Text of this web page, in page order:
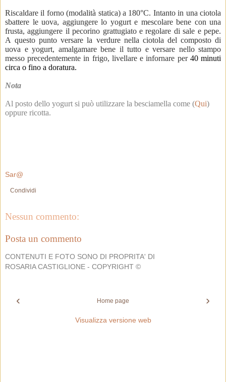
Riscaldare il forno (modalità statica) a 180°C. Intanto in una ciotola
sbattere le uova, aggiungere lo yogurt e mescolare bene con una
frusta, aggiungere il pecorino grattugiato e regolare di sale e pepe.
A questo punto versare la verdure nella ciotola del composto di
uova e yogurt, amalgamare bene il tutto e versare nello stampo
messo precedentemente in frigo, livellare e infornare per 40 minuti
circa o fino a doratura.
Nota
Al posto dello yogurt si può utilizzare la besciamella come (Qui)
oppure ricotta.
Sar@
Condividi
Nessun commento:
Posta un commento
CONTENUTI E FOTO SONO DI PROPRITA' DI
ROSARIA CASTIGLIONE - COPYRIGHT ©
‹ ›
Home page
Visualizza versione web